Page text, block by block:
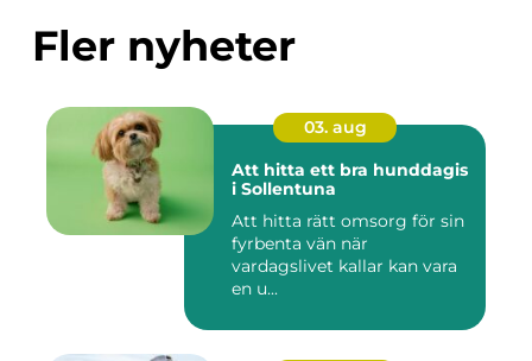
Fler nyheter
03. aug
Att hitta ett bra hunddagis
i Sollentuna
Att hitta rätt omsorg för sin
fyrbenta vän när
vardagslivet kallar kan vara
en u...